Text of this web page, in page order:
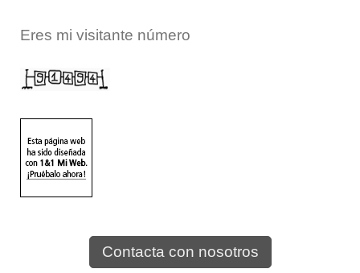
Eres mi visitante número
Contacta con nosotros